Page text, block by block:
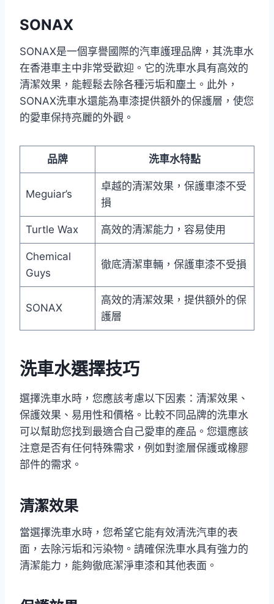
SONAX
SONAX是一個享譽國際的汽車護理品牌，其洗車水
在香港車主中非常受歡迎。它的洗車水具有高效的
清潔效果，能輕鬆去除各種污垢和塵土。此外，
SONAX洗車水還能為車漆提供額外的保護層，使您
的愛車保持亮麗的外觀。
品牌 洗車水特點
Meguiar’s
卓越的清潔效果，保護車漆不受
損
Turtle Wax 高效的清潔能力，容易使用
Chemical
Guys
徹底清潔車輛，保護車漆不受損
SONAX
高效的清潔效果，提供額外的保
護層
洗車水選擇技巧
選擇洗車水時，您應該考慮以下因素：清潔效果、
保護效果、易用性和價格。比較不同品牌的洗車水
可以幫助您找到最適合自己愛車的產品。您還應該
注意是否有任何特殊需求，例如對塗層保護或橡膠
部件的需求。
清潔效果
當選擇洗車水時，您希望它能有效清洗汽車的表
面，去除污垢和污染物。請確保洗車水具有強力的
清潔能力，能夠徹底潔淨車漆和其他表面。